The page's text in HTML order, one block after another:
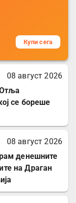
комплет
Купи сега
08 август 2026
се бореше
08 август 2026
денешните
на Драган